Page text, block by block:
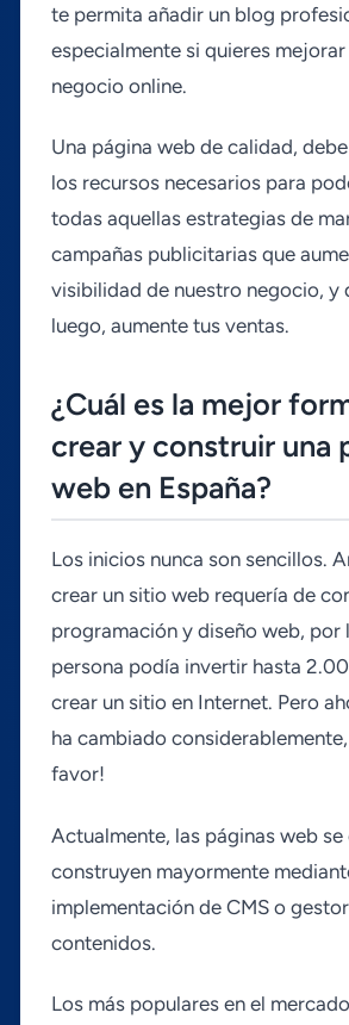
te permita añadir un blog
especialmente si quieres mejorar
negocio online.
Una página web de calidad,
los recursos necesarios para
todas aquellas estrategias de
campañas publicitarias que
visibilidad de nuestro negocio, y
luego, aumente tus ventas.
¿Cuál es la mejor
crear y construir una
web en España?
Los inicios nunca son sencillos.
crear un sitio web requerí­a de
programación y diseño web, por
persona podí­a invertir hasta
crear un sitio en Internet. Pero
ha cambiado considerablemente,
favor!
Actualmente, las páginas web se
construyen mayormente
implementación de CMS o
contenidos.
Los más populares en el